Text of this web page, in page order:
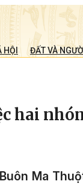
HỘI ĐẤT VÀ
hai
Ma